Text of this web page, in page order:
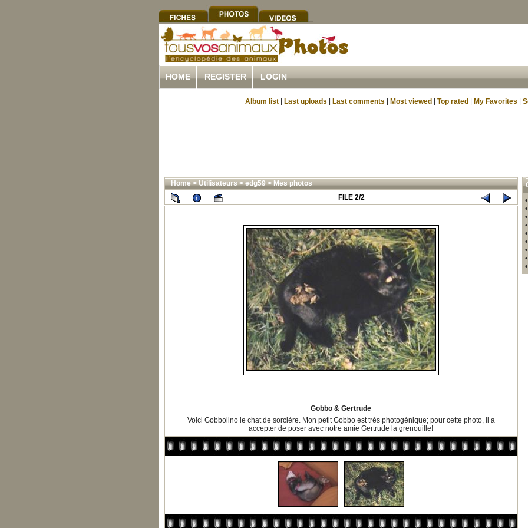
HOME REGISTER LOGIN
Album list Last uploads Last comments Most viewed Top rated My Favorites
Home>Utilisateurs>edg59>Mes photos
FILE 2/2
Gobbo & Gertrude
Voici Gobbolino le chat de sorcière. Mon petit Gobbo est très photogénique; pour cette photo, il a
accepter de poser avec notre amie Gertrude la grenouille!
•
•
•
•